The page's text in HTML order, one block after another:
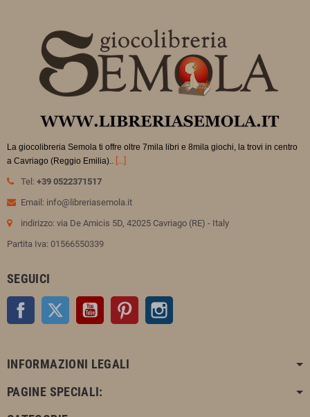
La giocolibreria Semola ti offre oltre 7mila libri e 8mila giochi, la trovi in centro
a Cavriago (Reggio Emilia).. [...]
Tel: +39 0522371517
Email: info@libreriasemola.it
indirizzo: via De Amicis 5D, 42025 Cavriago (RE) - Italy
Partita Iva: 01566550339
SEGUICI
Facebook Twitter YouTube Pinterest
INFORMAZIONI LEGALI
PAGINE SPECIALI: